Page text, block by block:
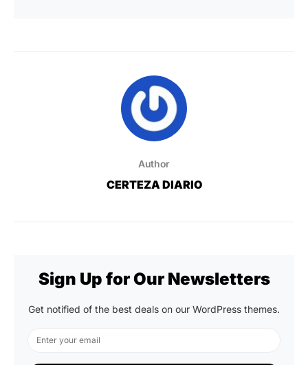
Author
CERTEZA DIARIO
Sign Up for Our Newsletters
Get notified of the best deals on our WordPress themes.